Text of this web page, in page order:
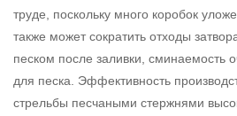
труде, поскольку много коробок
также может сократить отходы
песком после заливки, сминаемость
для песка. Эффективность
стрельбы песчаными стержнями